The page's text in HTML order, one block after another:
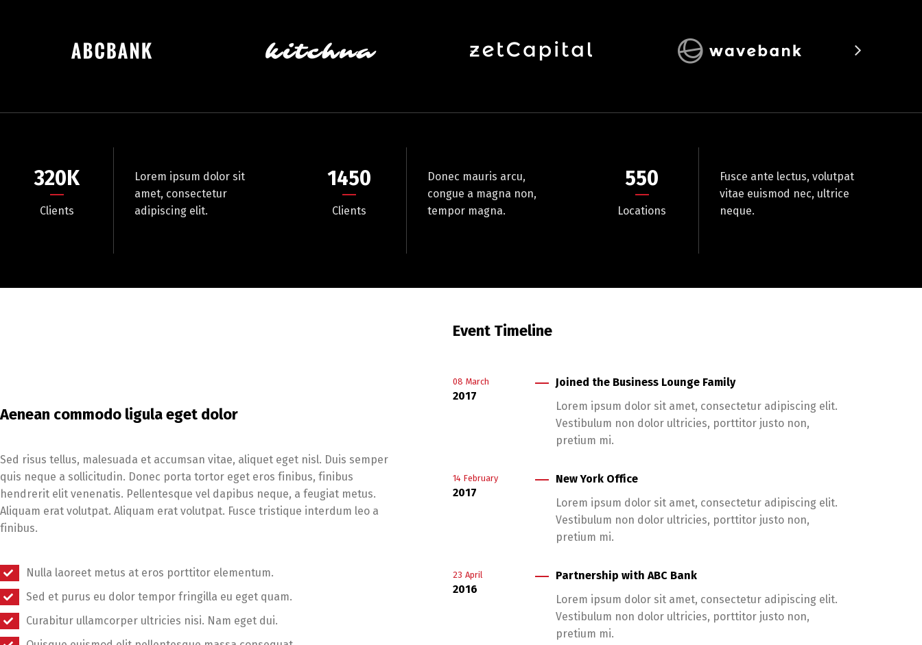
320K
Clients
Lorem ipsum dolor sit
amet, consectetur
adipiscing elit.
1450
Clients
Donec mauris arcu,
congue a magna non,
tempor magna.
550
Locations
Fusce ante lectus, volutpat
vitae euismod nec, ultrice
neque.
Aenean commodo ligula eget dolor
Sed risus tellus, malesuada et accumsan vitae, aliquet eget nisl. Duis semper
quis neque a sollicitudin. Donec porta tortor eget eros finibus, finibus
hendrerit elit venenatis. Pellentesque vel dapibus neque, a feugiat metus.
Aliquam erat volutpat. Aliquam erat volutpat. Fusce tristique interdum leo a
finibus.
Nulla laoreet metus at eros porttitor elementum.
Sed et purus eu dolor tempor fringilla eu eget quam.
Curabitur ullamcorper ultricies nisi. Nam eget dui.
Event Timeline
08 March
2017
Joined the Business Lounge Family
Lorem ipsum dolor sit amet, consectetur adipiscing elit.
Vestibulum non dolor ultricies, porttitor justo non,
pretium mi.
14 February
2017
New York Office
Lorem ipsum dolor sit amet, consectetur adipiscing elit.
Vestibulum non dolor ultricies, porttitor justo non,
pretium mi.
23 April
2016
Partnership with ABC Bank
Lorem ipsum dolor sit amet, consectetur adipiscing elit.
Vestibulum non dolor ultricies, porttitor justo non,
pretium mi.